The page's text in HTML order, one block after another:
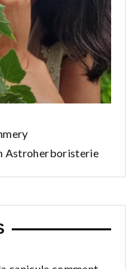
Astroherboristerie